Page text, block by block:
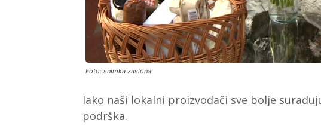
Foto: snimka zaslona
Iako naši lokalni proizvođači sve bolje
podrška.